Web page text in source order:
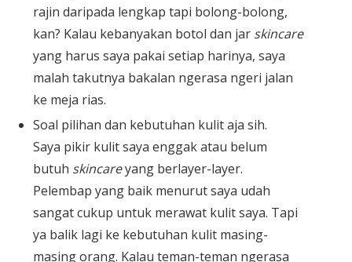
rajin daripada lengkap tapi bolong-bolong,
kan? Kalau kebanyakan botol dan jar skincare
yang harus saya pakai setiap harinya, saya
malah takutnya bakalan ngerasa ngeri jalan
ke meja rias.
Soal pilihan dan kebutuhan kulit aja sih.
Saya pikir kulit saya enggak atau belum
butuh skincareyang berlayer-layer.
Pelembap yang baik menurut saya udah
sangat cukup untuk merawat kulit saya. Tapi
ya balik lagi ke kebutuhan kulit masing-
masing orang. Kalau teman-teman ngerasa